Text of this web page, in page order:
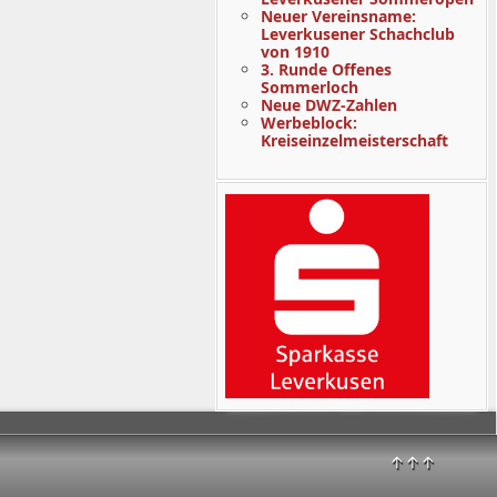
↑↑↑
Neuer Vereinsname:
Leverkusener Schachclub
von 1910
3. Runde Offenes
Sommerloch
Neue DWZ-Zahlen
Werbeblock:
Kreiseinzelmeisterschaft